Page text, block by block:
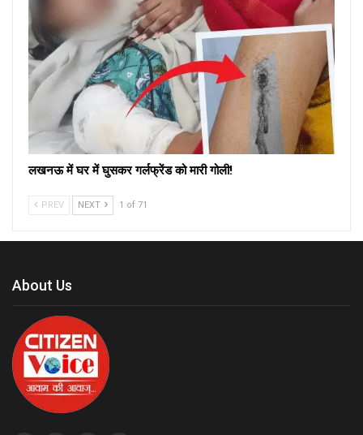
लखनऊ में घर में घुसकर गर्लफ्रेंड को मारी गोली!
PREV NEXT 1 of 71
About Us